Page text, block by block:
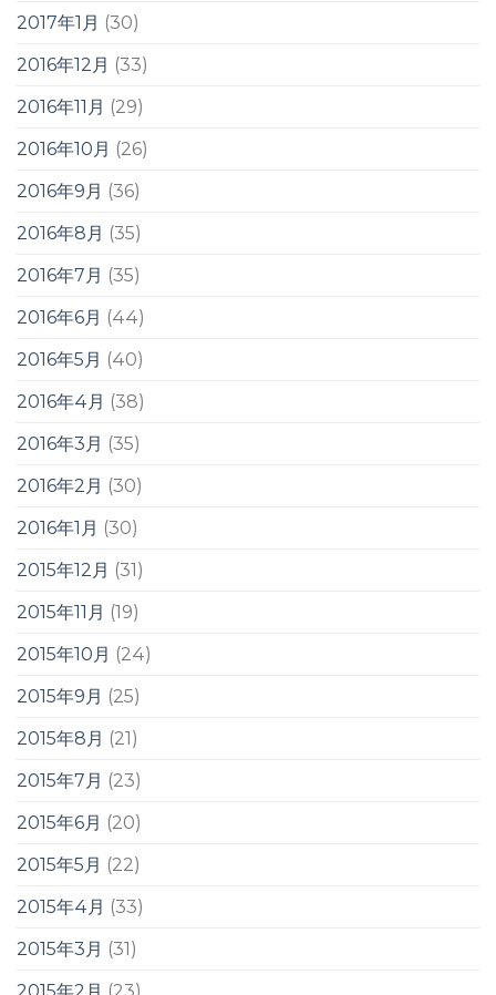
2017年1月 (30)
2016年12月 (33)
2016年11月 (29)
2016年10月 (26)
2016年9月 (36)
2016年8月 (35)
2016年7月 (35)
2016年6月 (44)
2016年5月 (40)
2016年4月 (38)
2016年3月 (35)
2016年2月 (30)
2016年1月 (30)
2015年12月 (31)
2015年11月 (19)
2015年10月 (24)
2015年9月 (25)
2015年8月 (21)
2015年7月 (23)
2015年6月 (20)
2015年5月 (22)
2015年4月 (33)
2015年3月 (31)